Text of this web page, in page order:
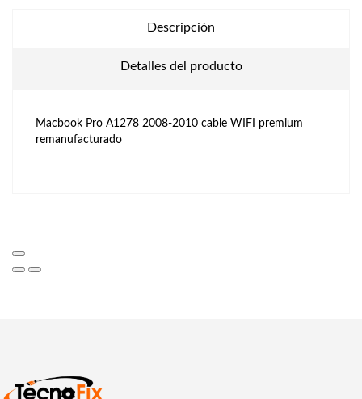
Descripción
Detalles del producto
Macbook Pro A1278 2008-2010 cable WIFI premium
remanufacturado